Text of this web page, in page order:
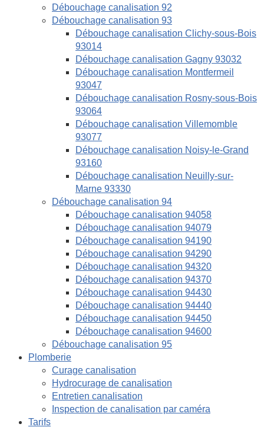
Débouchage canalisation 92
Débouchage canalisation 93
Débouchage canalisation Clichy-sous-Bois
93014
Débouchage canalisation Gagny 93032
Débouchage canalisation Montfermeil
93047
Débouchage canalisation Rosny-sous-Bois
93064
Débouchage canalisation Villemomble
93077
Débouchage canalisation Noisy-le-Grand
93160
Débouchage canalisation Neuilly-sur-
Marne 93330
Débouchage canalisation 94
Débouchage canalisation 94058
Débouchage canalisation 94079
Débouchage canalisation 94190
Débouchage canalisation 94290
Débouchage canalisation 94320
Débouchage canalisation 94370
Débouchage canalisation 94430
Débouchage canalisation 94440
Débouchage canalisation 94450
Débouchage canalisation 94600
Débouchage canalisation 95
Plomberie
Curage canalisation
Hydrocurage de canalisation
Entretien canalisation
Inspection de canalisation par caméra
Tarifs